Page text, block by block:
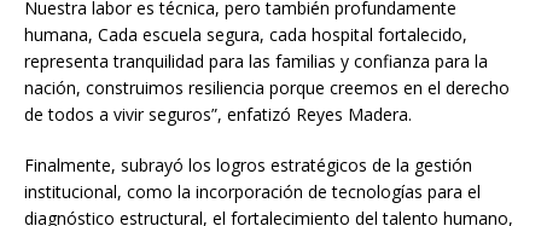
Nuestra labor es técnica, pero también profundamente
humana, Cada escuela segura, cada hospital fortalecido,
representa tranquilidad para las familias y confianza para la
nación, construimos resiliencia porque creemos en el derecho
de todos a vivir seguros”, enfatizó Reyes Madera.
Finalmente, subrayó los logros estratégicos de la gestión
institucional, como la incorporación de tecnologías para el
diagnóstico estructural, el fortalecimiento del talento humano,